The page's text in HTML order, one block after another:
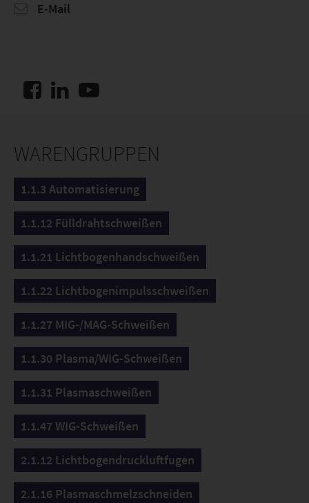
E-Mail
WARENGRUPPEN
1.1.3 Automatisierung
1.1.12 Fülldrahtschweißen
1.1.21 Lichtbogenhandschweißen
1.1.22 Lichtbogenimpulsschweißen
1.1.27 MIG-/MAG-Schweißen
1.1.30 Plasma/WIG-Schweißen
1.1.31 Plasmaschweißen
1.1.47 WIG-Schweißen
2.1.12 Lichtbogendruckluftfugen
2.1.16 Plasmaschmelzschneiden